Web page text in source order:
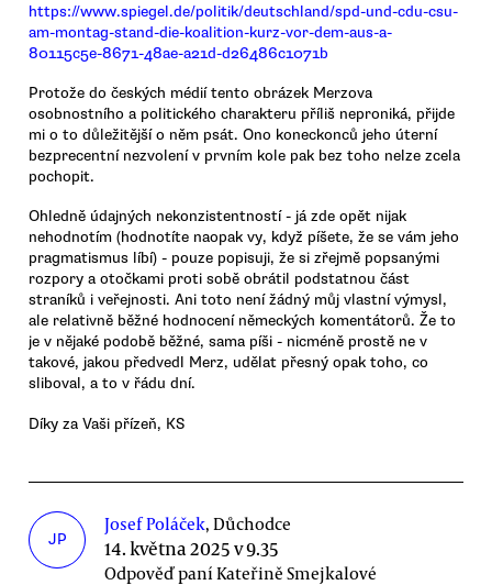
https://www.spiegel.de/politik/deutschland/spd-und-cdu-csu-
am-montag-stand-die-koalition-kurz-vor-dem-aus-a-
80115c5e-8671-48ae-a21d-d26486c1071b
Protože do českých médií tento obrázek Merzova
osobnostního a politického charakteru příliš neproniká, přijde
mi o to důležitější o něm psát. Ono koneckonců jeho úterní
bezprecentní nezvolení v prvním kole pak bez toho nelze zcela
pochopit.
Ohledně údajných nekonzistentností - já zde opět nijak
nehodnotím (hodnotíte naopak vy, když píšete, že se vám jeho
pragmatismus líbí) - pouze popisuji, že si zřejmě popsanými
rozpory a otočkami proti sobě obrátil podstatnou část
straníků i veřejnosti. Ani toto není žádný můj vlastní výmysl,
ale relativně běžné hodnocení německých komentátorů. Že to
je v nějaké podobě běžné, sama píši - nicméně prostě ne v
takové, jakou předvedl Merz, udělat přesný opak toho, co
sliboval, a to v řádu dní.
Díky za Vaši přízeň, KS
JP
Josef Poláček, Důchodce
14. května 2025 v 9.35
Odpověď paní Kateřině Smejkalové